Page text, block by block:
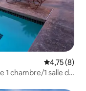
Évaluation
4,75 (8)
1 chambre/1 salle de